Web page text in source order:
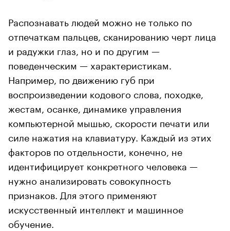
Распознавать людей можно не только по
отпечаткам пальцев, сканированию черт лица
и радужки глаз, но и по другим —
поведенческим — характеристикам.
Например, по движению губ при
воспроизведении кодового слова, походке,
жестам, осанке, динамике управления
компьютерной мышью, скорости печати или
силе нажатия на клавиатуру. Каждый из этих
факторов по отдельности, конечно, не
идентифицирует конкретного человека —
нужно анализировать совокупность
признаков. Для этого применяют
искусственный интеллект и машинное
обучение.